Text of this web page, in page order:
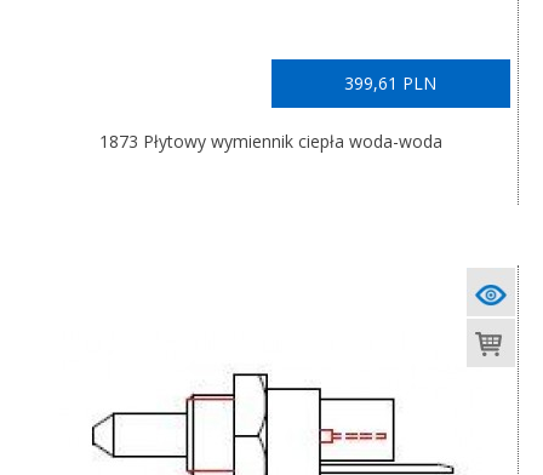
399,61 PLN
1873 Płytowy wymiennik ciepła woda-woda